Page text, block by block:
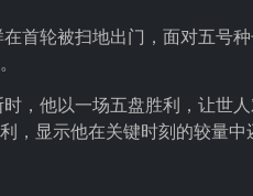
首轮被扫地出门，面对五号
，他以一场五盘胜利，让世
，显示他在关键时刻的较量中